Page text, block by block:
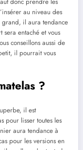
au niveau des
grand, il aura tendance
entaché et vous
conseillons aussi de
il pourrait vous
?
il est
pour lisser toutes les
aura tendance à
pour les versions en